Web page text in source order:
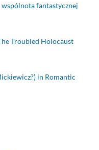
wspólnota fantastycznej
Troubled Holocaust
in Romantic